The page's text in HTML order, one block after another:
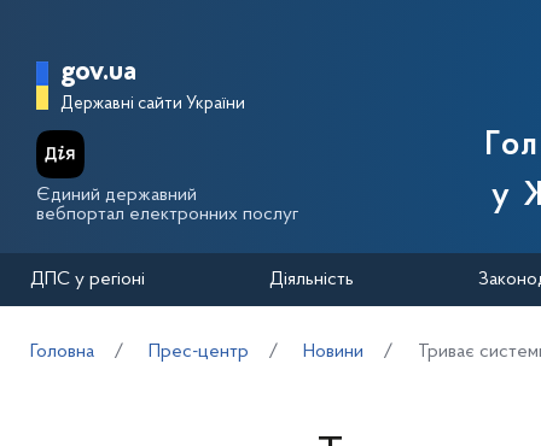
Головна сторінка Державної
gov.ua
Державні сайти України
Єдиний державний
вебпортал електронних послуг
у
ДПС у регіоні Діяльність
Головна Прес-центр Новини Триває